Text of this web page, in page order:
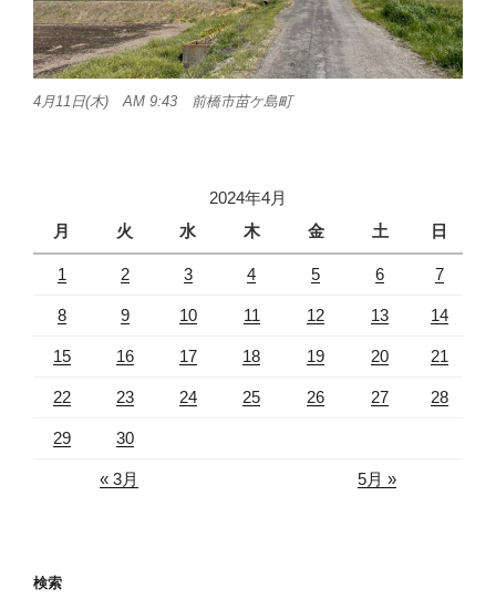
4月11日(木) AM 9:43 前橋市苗ケ島町
2024年4月
月
火 水 木 金 土 日
1 2 3 4 5 6 7
8 9 10 11 12 13 14
15 16 17 18 19 20 21
22 23 24 25 26 27 28
29 30
« 3月 5月 »
検索